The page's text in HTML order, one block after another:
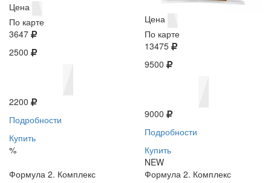
Цена
По карте
3647
2500
2200
Подробности
Купить
%
Цена
По карте
13475
9500
9000
Подробности
Купить
NEW
Формула 2. Комплекс
Формула 2. Комплекс